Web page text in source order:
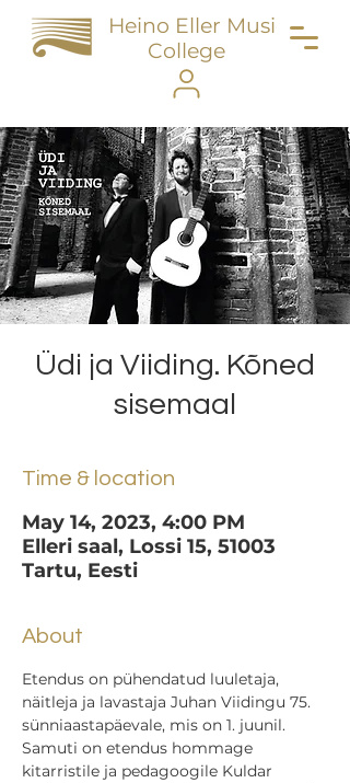
Heino Eller Music
College
Üdi ja Viiding. Kõned
sisemaal
Time & location
May 14, 2023, 4:00 PM
Elleri saal, Lossi 15, 51003
Tartu, Eesti
About
Etendus on pühendatud luuletaja,
näitleja ja lavastaja Juhan Viidingu 75.
sünniaastapäevale, mis on 1. juunil.
Samuti on etendus hommage
kitarristile ja pedagoogile Kuldar